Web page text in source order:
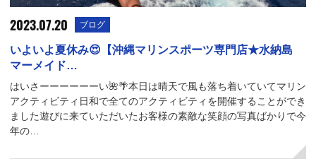
2023.07.20 ブログ
いよいよ夏休み😍【沖縄マリンスポーツ専門店★水納島
マーメイド…
はいさーーーーーーい🌺🌴本日は晴天で風も落ち着いていてマリン
アクティビティ日和で全てのアクティビティを開催することができ
ました遊びに来ていただいたお客様の素敵な笑顔の写真ばかりで今
年の…